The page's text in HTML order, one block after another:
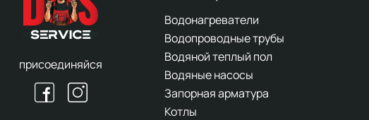
присоединяйся
Водонагреватели
Водопроводные трубы
Водяной теплый пол
Водяные насосы
Запорная арматура
Котлы